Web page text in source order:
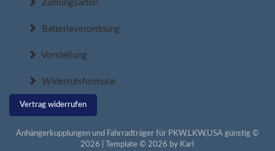
Zahlungsarten
Batterieverordnung
Vorstellung
Widerrufsformular
Vertrag widerrufen
Anhängerkupplungen und Fahrradträger für PKW,LKW,USA günstig ©
2026 | Template © 2026 by Karl